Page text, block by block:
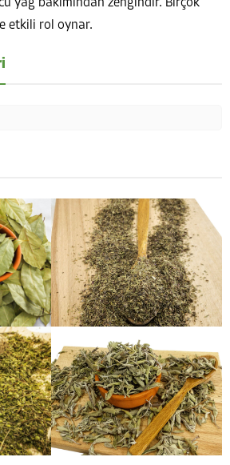
yağ bakımından zengindir. Birçok
etkili rol oynar.